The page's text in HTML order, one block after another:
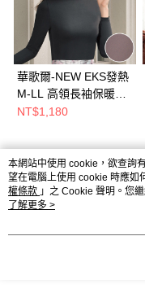
華歌爾-NEW EKS發熱
M-LL 高領長袖保暖衣
(紫)保暖舒適居家-日本
LT299517OU
NT$1,180
熱門標籤
本網站中使用 cookie，欲查詢
望在電腦上使用 cookie 時應如
權條款 」之 Cookie 聲明。您
用條款之 Cookie 聲明使用
了解更多 >